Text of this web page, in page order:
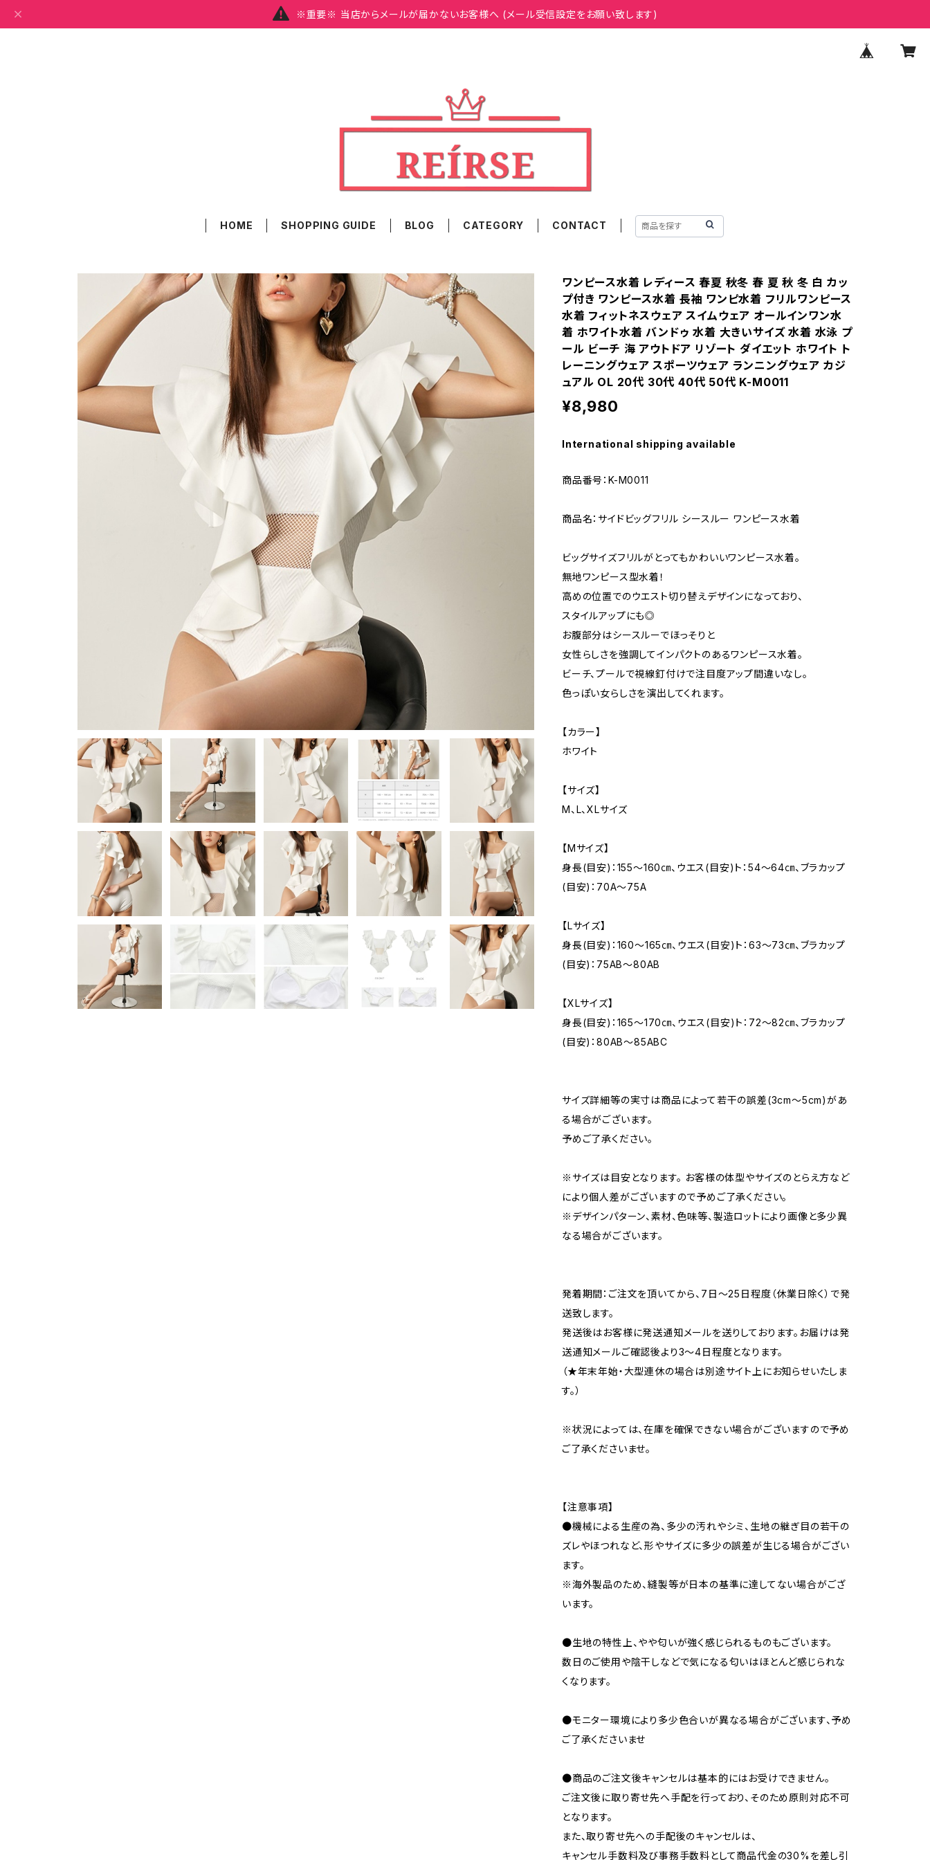
※重要※ 当店からメールが届かないお客様へ (メール受信設定をお願い致します)
HOME SHOPPING GUIDE BLOG CATEGORY CONTACT
ワンピース水着 レディース 春夏 秋冬 春 夏 秋 冬 白 カッ
プ付き ワンピース水着 長袖 ワンピ水着 フリルワンピース
水着 フィットネスウェア スイムウェア オールインワン水
着 ホワイト水着 バンドゥ 水着 大きいサイズ 水着 水泳 プ
ール ビーチ 海 アウトドア リゾート ダイエット ホワイト ト
レーニングウェア スポーツウェア ランニングウェア カジ
ュアル OL 20代 30代 40代 50代 K-M0011
¥8,980
International shipping available
商品番号：K-M0011
商品名：サイドビッグフリル シースルー ワンピース水着
ビッグサイズフリルがとってもかわいいワンピース水着。
無地ワンピース型水着！
高めの位置でのウエスト切り替えデザインになっており、
スタイルアップにも◎
お腹部分はシースルーでほっそりと
女性らしさを強調してインパクトのあるワンピース水着。
ビーチ、プールで視線釘付けで注目度アップ間違いなし。
色っぽい女らしさを演出してくれます。
【カラー】
ホワイト
【サイズ】
M、L、XLサイズ
【Mサイズ】
身長(目安)：155〜160㎝、ウエス(目安)ト：54〜64㎝、ブラカップ
(目安)：70A〜75A
【Lサイズ】
身長(目安)：160〜165㎝、ウエス(目安)ト：63〜73㎝、ブラカップ
(目安)：75AB〜80AB
【XLサイズ】
身長(目安)：165〜170㎝、ウエス(目安)ト：72〜82㎝、ブラカップ
(目安)：80AB〜85ABC
サイズ詳細等の実寸は商品によって若干の誤差(3cm〜5cm)があ
る場合がございます。
予めご了承ください。
※サイズは目安となります。 お客様の体型やサイズのとらえ方など
により個人差がございますので予めご了承ください。
※デザインパターン、素材、色味等、製造ロットにより画像と多少異
なる場合がございます。
発着期間：ご注文を頂いてから、7日〜25日程度（休業日除く）で発
送致します。
発送後はお客様に発送通知メールを送りしております。お届けは発
送通知メールご確認後より3〜4日程度となります。
（★年末年始・大型連休の場合は別途サイト上にお知らせいたしま
す。）
※状況によっては、在庫を確保できない場合がございますので予め
ご了承くださいませ。
【注意事項】
●機械による生産の為、多少の汚れやシミ、生地の継ぎ目の若干の
ズレやほつれなど、形やサイズに多少の誤差が生じる場合がござい
ます。
※海外製品のため、縫製等が日本の基準に達してない場合がござ
います。
●生地の特性上、やや匂いが強く感じられるものもございます。
数日のご使用や陰干しなどで気になる匂いはほとんど感じられな
くなります。
●モニター環境により多少色合いが異なる場合がございます、予め
ご了承くださいませ
●商品のご注文後キャンセルは基本的にはお受けできません。
ご注文後に取り寄せ先へ手配を行っており、そのため原則対応不可
となります。
また、取り寄せ先への手配後のキャンセルは、
キャンセル手数料及び事務手数料として商品代金の30%を差し引